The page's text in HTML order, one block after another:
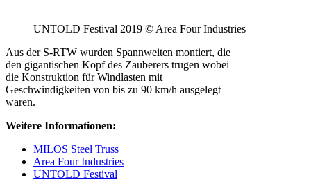
UNTOLD Festival 2019 © Area Four Industries
Aus der S-RTW wurden Spannweiten montiert, die
den gigantischen Kopf des Zauberers trugen wobei
die Konstruktion für Windlasten mit
Geschwindigkeiten von bis zu 90 km/h ausgelegt
waren.
Weitere Informationen:
MILOS Steel Truss
Area Four Industries
UNTOLD Festival